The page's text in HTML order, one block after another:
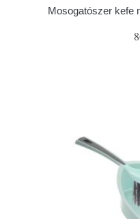
Mosogatószer kefe